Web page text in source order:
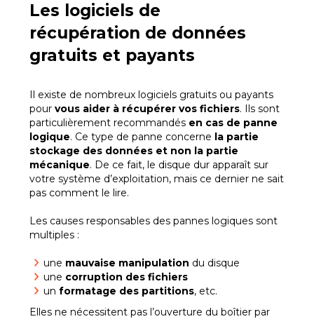
Les logiciels de
récupération de données
gratuits et payants
Il existe de nombreux logiciels gratuits ou payants
pourvous aider à récupérer vos fichiers. Ils sont
particulièrement recommandés en cas de panne
logique. Ce type de panne concerne la partie
stockage des données et non la partie
mécanique. De ce fait, le disque dur apparaît sur
votre système d’exploitation, mais ce dernier ne sait
pas comment le lire.
Les causes responsables des pannes logiques sont
multiples :
une mauvaise manipulation du disque
une corruption des fichiers
unformatage des partitions, etc.
Elles ne nécessitent pas l’ouverture du boîtier par